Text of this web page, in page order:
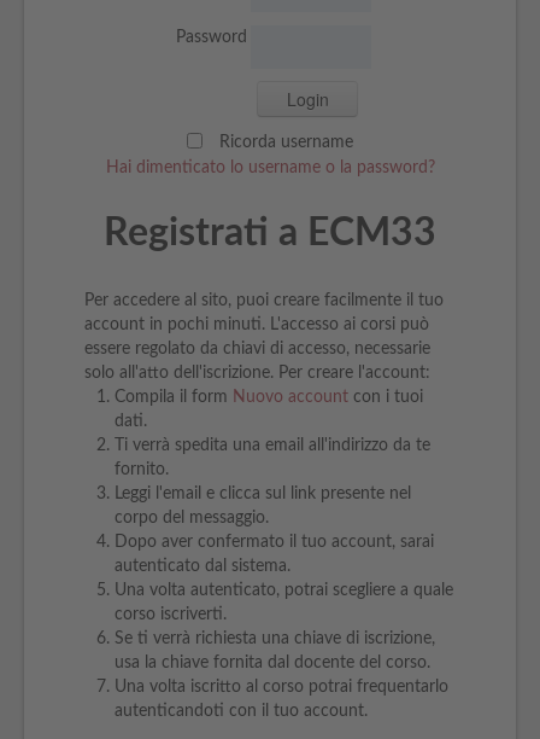
Password
Ricorda username
Hai dimenticato lo username o la password?
Registrati a ECM33
Per accedere al sito, puoi creare facilmente il tuo
account in pochi minuti. L'accesso ai corsi può
essere regolato da chiavi di accesso, necessarie
solo all'atto dell'iscrizione. Per creare l'account:
Compila il form Nuovo account con i tuoi
dati.
Ti verrà spedita una email all'indirizzo da te
fornito.
Leggi l'email e clicca sul link presente nel
corpo del messaggio.
Dopo aver confermato il tuo account, sarai
autenticato dal sistema.
Una volta autenticato, potrai scegliere a quale
corso iscriverti.
Se ti verrà richiesta una chiave di iscrizione,
usa la chiave fornita dal docente del corso.
Una volta iscritto al corso potrai frequentarlo
autenticandoti con il tuo account.